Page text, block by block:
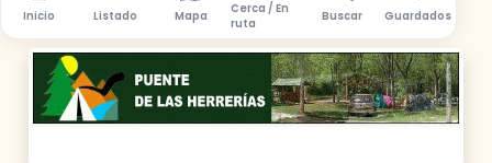
Inicio Listado Mapa
Cerca / En
ruta
Buscar Guardados